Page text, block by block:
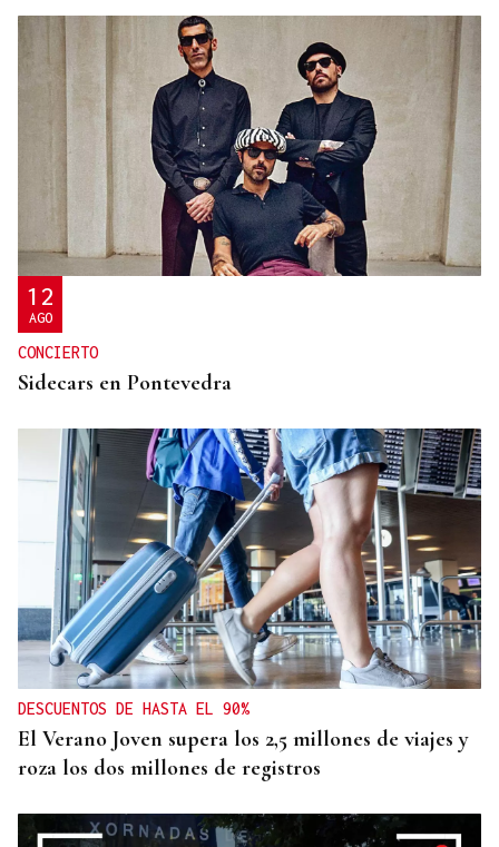
SU PESO EN ORO
Rally de Ourense: esta joya no necesita caja fuerte
12
AGO
CONCIERTO
Sidecars en Pontevedra
DESCUENTOS DE HASTA EL 90%
El Verano Joven supera los 2,5 millones de viajes y
roza los dos millones de registros